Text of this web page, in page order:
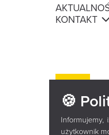
🍪
Informujemy,
użytkownik
KONTAKT